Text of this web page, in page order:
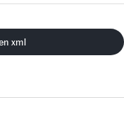
xml